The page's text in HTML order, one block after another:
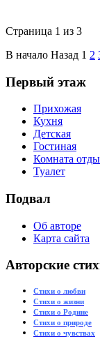
Страница 1 из 3
В начало Назад 1 2
Первый этаж
Прихожая
Кухня
Детская
Гостиная
Комната
Туалет
Подвал
Об авторе
Карта сайта
Авторские
Стихи о любви
Стихи о жизни
Стихи о Родине
Стихи о природе
Стихи о чувствах